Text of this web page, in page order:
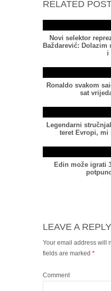
RELATED
Novi selektor
Baždarević:
i
Ronaldo svakom
sat
Legendarni
teret Evropi, mi
Edin može igrati
LEAVE A REPLY
Your email address will
fields are marked *
Comment